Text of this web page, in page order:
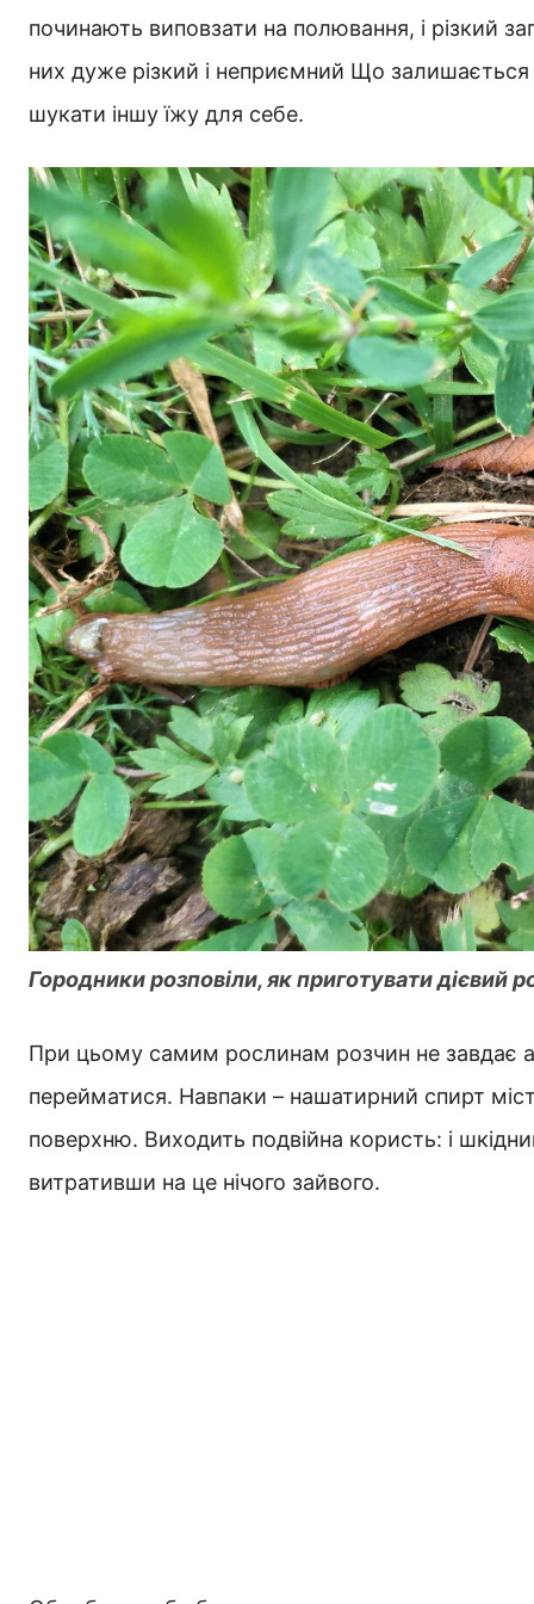
починають виповзати на полювання, і різкий
них дуже різкий і неприємний Що
шукати іншу їжу для себе.
Городники розповіли, як приготувати дієвий
При цьому самим рослинам розчин не завдає
перейматися. Навпаки – нашатирний спирт
поверхню. Виходить подвійна користь: і
витративши на це нічого зайвого.